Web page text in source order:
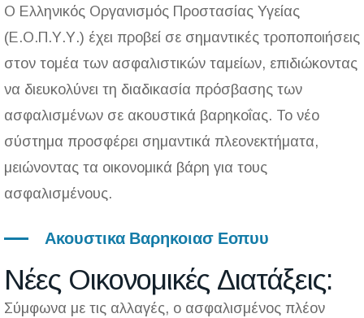
Ο Ελληνικός Οργανισμός Προστασίας Υγείας
(Ε.Ο.Π.Υ.Υ.) έχει προβεί σε σημαντικές τροποποιήσεις
στον τομέα των ασφαλιστικών ταμείων, επιδιώκοντας
να διευκολύνει τη διαδικασία πρόσβασης των
ασφαλισμένων σε ακουστικά βαρηκοΐας. Το νέο
σύστημα προσφέρει σημαντικά πλεονεκτήματα,
μειώνοντας τα οικονομικά βάρη για τους
ασφαλισμένους.
Ακουστικα Βαρηκοιασ Εοπυυ
Νέες Οικονομικές Διατάξεις:
Σύμφωνα με τις αλλαγές, ο ασφαλισμένος πλέον